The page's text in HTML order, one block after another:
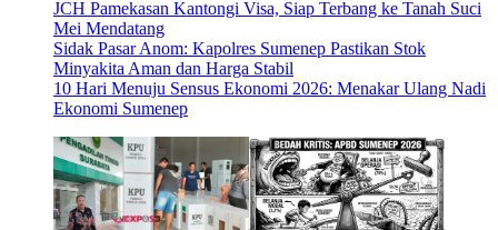
JCH Pamekasan Kantongi Visa, Siap Terbang ke Tanah Suci
Mei Mendatang
Sidak Pasar Anom: Kapolres Sumenep Pastikan Stok
Minyakita Aman dan Harga Stabil
10 Hari Menuju Sensus Ekonomi 2026: Menakar Ulang Nadi
Ekonomi Sumenep